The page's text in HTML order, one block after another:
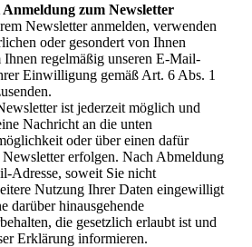
zum Newsletter
Newsletter anmelden, verwenden
oder gesondert von Ihnen
regelmäßig unseren E-Mail-
Einwilligung gemäß Art. 6 Abs. 1
ist jederzeit möglich und
Nachricht an die unten
oder über einen dafür
erfolgen. Nach Abmeldung
Adresse, soweit Sie nicht
Nutzung Ihrer Daten eingewilligt
darüber hinausgehende
die gesetzlich erlaubt ist und
Erklärung informieren.